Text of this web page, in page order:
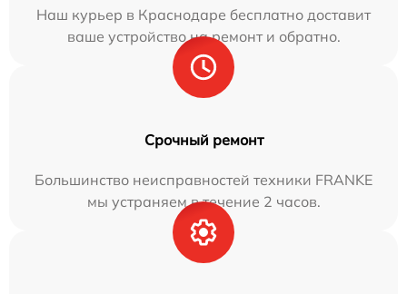
Наш курьер в Краснодаре бесплатно доставит
ваше устройство на ремонт и обратно.
Срочный ремонт
Большинство неисправностей техники FRANKE
мы устраняем в течение 2 часов.